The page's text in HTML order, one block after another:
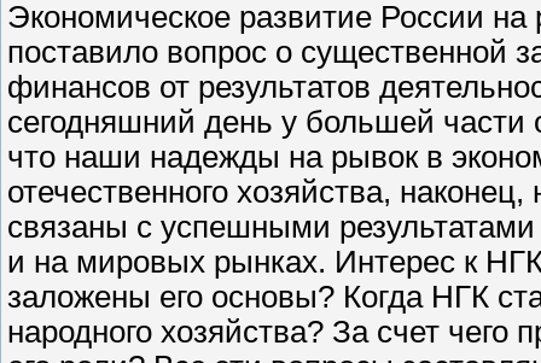
Экономическое развитие России на
поставило вопрос о существенной
финансов от результатов
сегодняшний день у большей
что наши надежды на рывок в
отечественного хозяйства,
связаны с успешными
и на мировых рынках. Интерес к
заложены его основы? Когда НГК
народного хозяйства? За счет